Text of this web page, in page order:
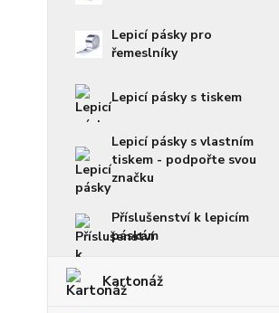
Lepicí pásky pro
řemeslníky
Lepicí pásky s tiskem
Lepicí pásky s vlastním
tiskem - podpořte svou
značku
Příslušenství k lepicím
páskám
Kartonáž